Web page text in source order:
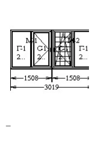
—